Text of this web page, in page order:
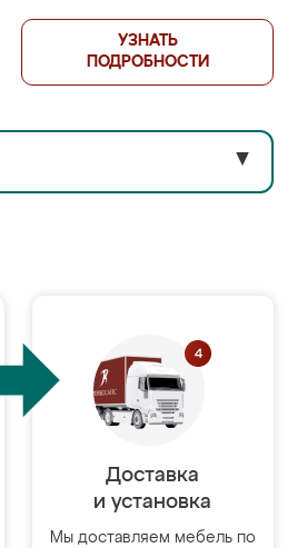
УЗНАТЬ
ПОДРОБНОСТИ
▼
Доставка
и установка
Мы доставляем мебель по